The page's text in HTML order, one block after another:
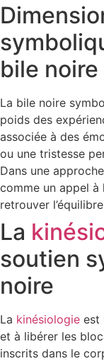
bile noire
La bile noire
poids des
associée à des
ou une tristesse
Dans une
comme un appel
retrouver
La
soutien
noire
La kinésiologie est
et à libérer les
inscrits dans le